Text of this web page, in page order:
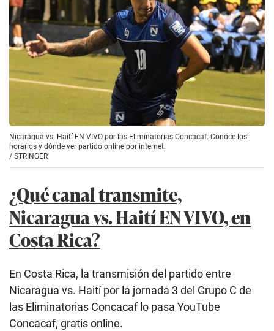
Nicaragua vs. Haití EN VIVO por las Eliminatorias Concacaf. Conoce los
horarios y dónde ver partido online por internet.
/ STRINGER
¿Qué canal transmite,
Nicaragua vs. Haití EN VIVO, en
Costa Rica?
En Costa Rica, la transmisión del partido entre
Nicaragua vs. Haití por la jornada 3 del Grupo C de
las Eliminatorias Concacaf lo pasa YouTube
Concacaf, gratis online.